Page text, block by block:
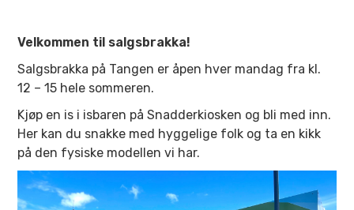
Velkommen til salgsbrakka!
Salgsbrakka på Tangen er åpen hver mandag fra kl.
12 – 15 hele sommeren.
Kjøp en is i isbaren på Snadderkiosken og bli med inn.
Her kan du snakke med hyggelige folk og ta en kikk
på den fysiske modellen vi har.